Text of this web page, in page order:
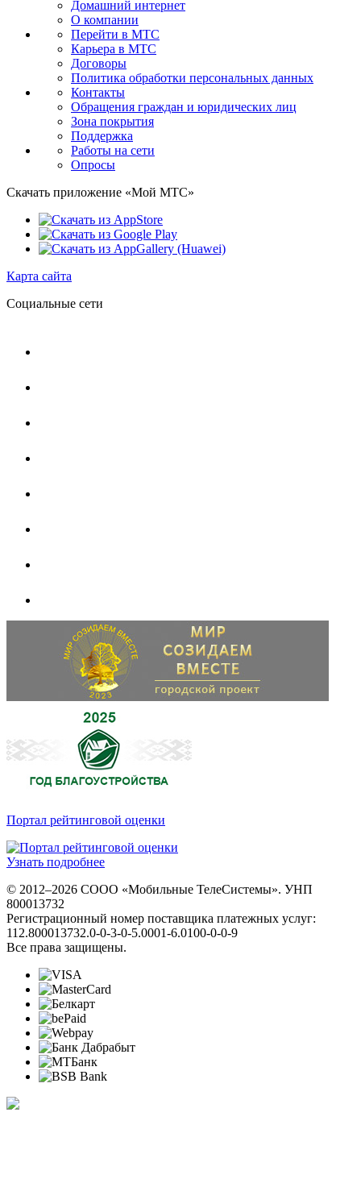
Домашний интернет
О компании
Перейти в МТС
Карьера в МТС
Договоры
Политика обработки персональных данных
Контакты
Обращения граждан и юридических лиц
Зона покрытия
Поддержка
Работы на сети
Опросы
Скачать приложение «Мой МТС»
Карта сайта
Социальные сети
Портал рейтинговой оценки
Узнать подробнее
© 2012–2026 СООО «Мобильные ТелеСистемы». УНП
800013732
Регистрационный номер поставщика платежных услуг:
112.800013732.0-0-3-0-5.0001-6.0100-0-0-9
Все права защищены.